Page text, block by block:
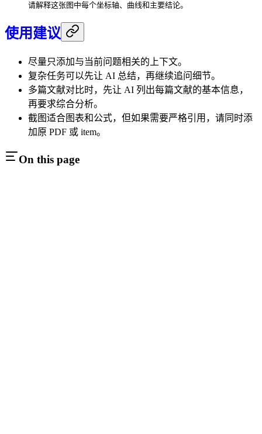
请解释这张图中每个坐标轴、曲线和主要结论。
使用建议
尽量只添加与当前问题相关的上下文。
复杂任务可以先让 AI 总结，再继续追问细节。
多篇文献对比时，先让 AI 列出每篇文献的基本信息，
再要求综合分析。
截图适合图表和公式，但如果需要严格引用，请同时添
加原 PDF 或 item。
On this page